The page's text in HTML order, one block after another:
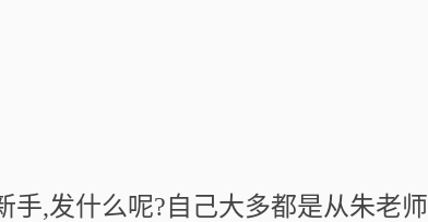
手,发什么呢?自己大多都是从朱老师